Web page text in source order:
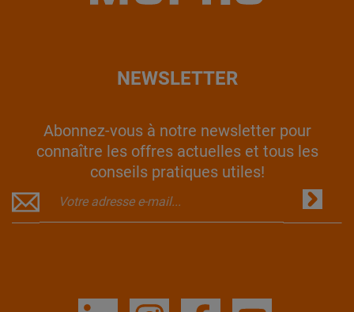
NEWSLETTER
Abonnez-vous à notre newsletter pour
connaître les offres actuelles et tous les
conseils pratiques utiles!